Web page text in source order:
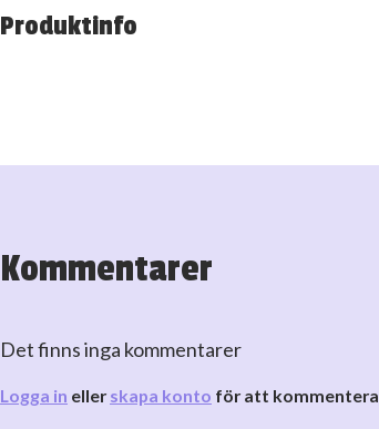
Produktinfo
Kommentarer
Det finns inga kommentarer
Logga in eller skapa konto för att kommentera